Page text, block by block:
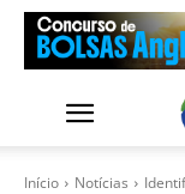
Início Notícias